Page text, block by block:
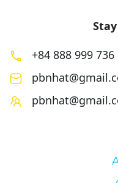
+84 888 999 736